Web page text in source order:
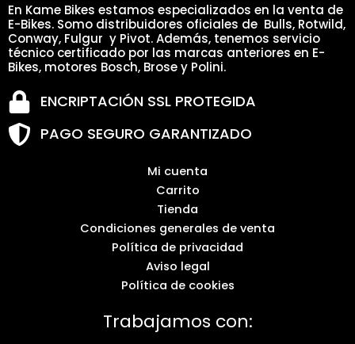
En Kame Bikes estamos especializados en la venta de
E-Bikes. Somo distribuidores oficiales de Bulls, Rotwild,
Conway, Fulgur y Pivot. Además, tenemos servicio
técnico certificado por las marcas anteriores en E-
Bikes, motores Bosch, Brose y Polini.
ENCRIPTACIÓN SSL PROTEGIDA
PAGO SEGURO GARANTIZADO
Mi cuenta
Carrito
Tienda
Condiciones generales de venta
Política de privacidad
Aviso legal
Política de cookies
Trabajamos con: